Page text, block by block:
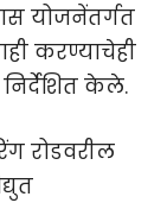
योजनेंतर्गत
करण्याचेही
केले.
रोडवरील